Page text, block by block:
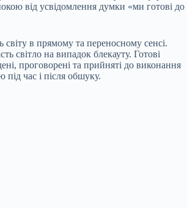
від усвідомлення думки «ми готові до
в прямому та переносному сенсі.
світло на випадок блекауту. Готові
проговорені та прийняті до виконання
під час і після обшуку.